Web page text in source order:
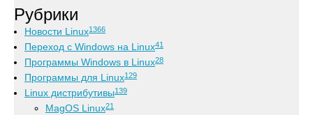
Рубрики
Новости Linux1366
Переход с Windows на Linux41
Программы Windows в Linux28
Программы для Linux129
Linux дистрибутивы139
MagOS Linux21